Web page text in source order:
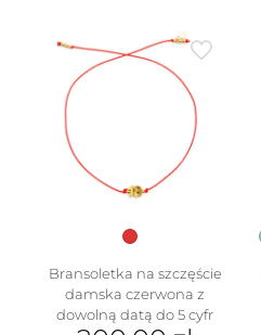
Bransoletka na szczęście
damska czerwona z
dowolną datą do 5 cyfr